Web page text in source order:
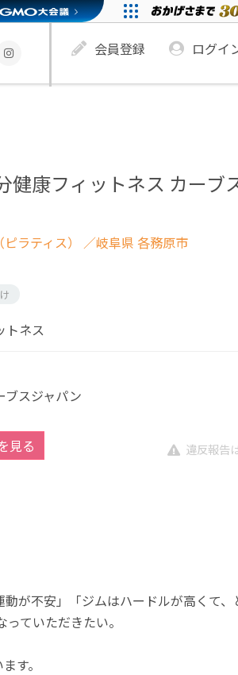
会員登録 ログイ
健康フィットネス カーブ
ラティス） ／岐阜県 各務原市
トネス
ブスジャパン
見る 違反報告
が不安」「ジムはハードルが高くて、
ていただきたい。
す。